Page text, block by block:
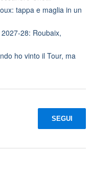
tappa e maglia in un
28: Roubaix,
ho vinto il Tour, ma
SEGUI